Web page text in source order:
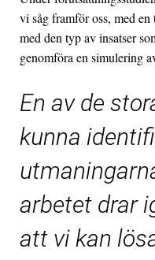
vi såg framför oss, med
med den typ av insatser
genomföra en simulering
En av de
kunna
arbetet drar
att vi kan